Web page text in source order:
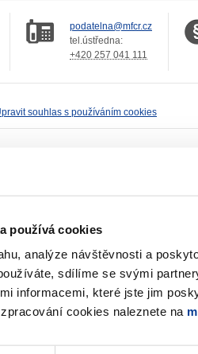
používá cookies
analýze návštěvnosti a
sdílíme se svými
informacemi, které jste jim
cookies naleznete na
podatelna@mfcr.cz
tel.ústředna:
+420 257 041 111
souhlas s používáním cookies